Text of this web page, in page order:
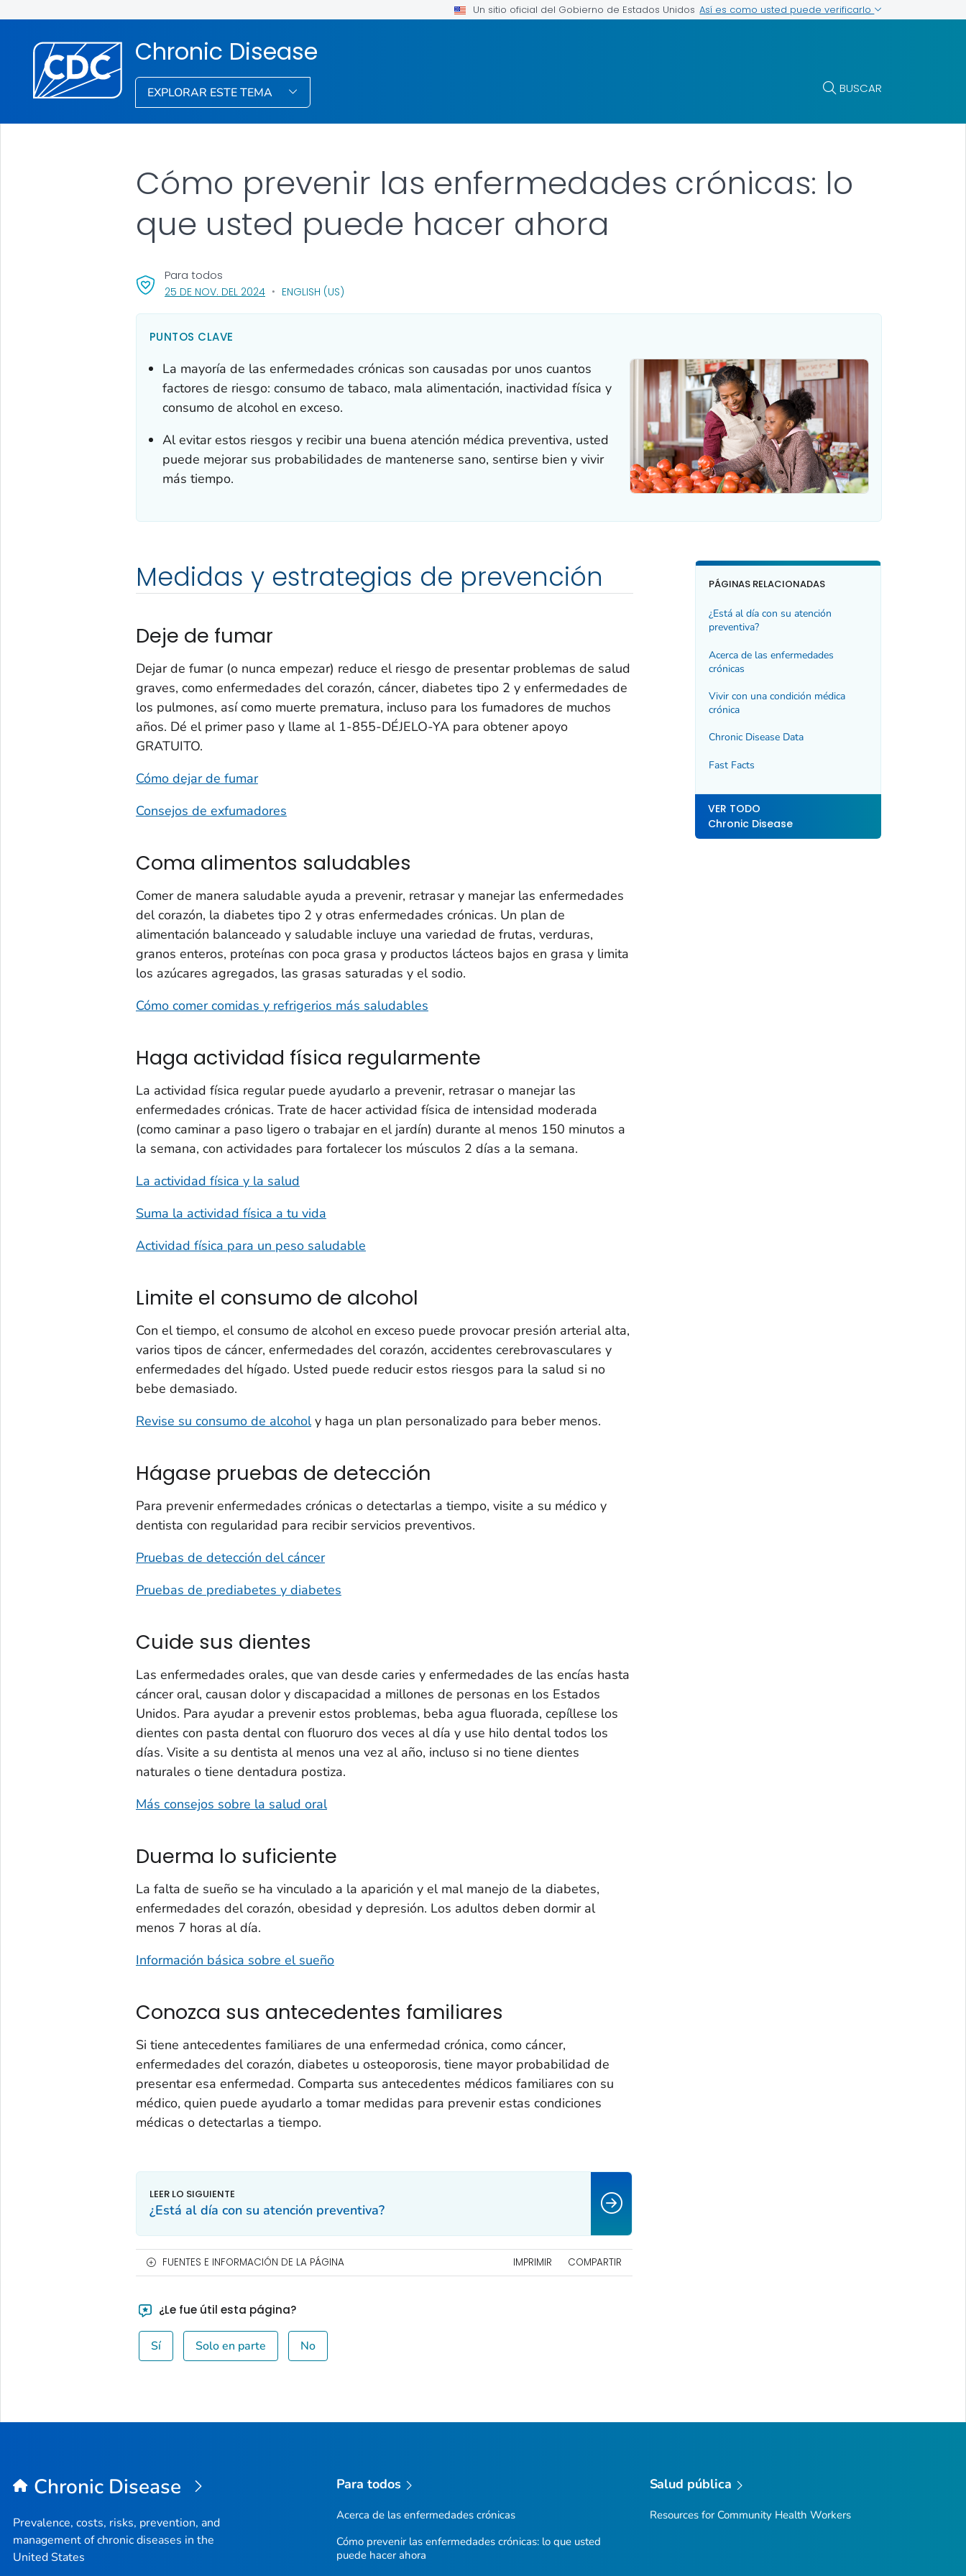
Un sitio oficial del Gobierno de Estados Unidos Así es como usted puede verificarlo
Chronic Disease
EXPLORAR ESTE TEMA BUSCAR
Cómo prevenir las enfermedades crónicas: lo
que usted puede hacer ahora
25 DE NOV. DEL 2024, VISIT LINK FOR DETAILS.
ENGLISH (US)
Para todos
PUNTOS CLAVE
La mayoría de las enfermedades crónicas son causadas por unos cuantos
factores de riesgo: consumo de tabaco, mala alimentación, inactividad física y
consumo de alcohol en exceso.
Al evitar estos riesgos y recibir una buena atención médica preventiva, usted
puede mejorar sus probabilidades de mantenerse sano, sentirse bien y vivir
más tiempo.
Medidas y estrategias de prevención
Deje de fumar
Dejar de fumar (o nunca empezar) reduce el riesgo de presentar problemas de salud
graves, como enfermedades del corazón, cáncer, diabetes tipo 2 y enfermedades de
los pulmones, así como muerte prematura, incluso para los fumadores de muchos
años. Dé el primer paso y llame al 1-855-DÉJELO-YA para obtener apoyo
GRATUITO.
Cómo dejar de fumar
Consejos de exfumadores
Coma alimentos saludables
Comer de manera saludable ayuda a prevenir, retrasar y manejar las enfermedades
del corazón, la diabetes tipo 2 y otras enfermedades crónicas. Un plan de
alimentación balanceado y saludable incluye una variedad de frutas, verduras,
granos enteros, proteínas con poca grasa y productos lácteos bajos en grasa y limita
los azúcares agregados, las grasas saturadas y el sodio.
Cómo comer comidas y refrigerios más saludables
Haga actividad física regularmente
La actividad física regular puede ayudarlo a prevenir, retrasar o manejar las
enfermedades crónicas. Trate de hacer actividad física de intensidad moderada
(como caminar a paso ligero o trabajar en el jardín) durante al menos 150 minutos a
la semana, con actividades para fortalecer los músculos 2 días a la semana.
La actividad física y la salud
Suma la actividad física a tu vida
Actividad física para un peso saludable
Limite el consumo de alcohol
Con el tiempo, el consumo de alcohol en exceso puede provocar presión arterial alta,
varios tipos de cáncer, enfermedades del corazón, accidentes cerebrovasculares y
enfermedades del hígado. Usted puede reducir estos riesgos para la salud si no
bebe demasiado.
Revise su consumo de alcoholy haga un plan personalizado para beber menos.
Hágase pruebas de detección
Para prevenir enfermedades crónicas o detectarlas a tiempo, visite a su médico y
dentista con regularidad para recibir servicios preventivos.
Pruebas de detección del cáncer
Pruebas de prediabetes y diabetes
Cuide sus dientes
Las enfermedades orales, que van desde caries y enfermedades de las encías hasta
cáncer oral, causan dolor y discapacidad a millones de personas en los Estados
Unidos. Para ayudar a prevenir estos problemas, beba agua fluorada, cepíllese los
dientes con pasta dental con fluoruro dos veces al día y use hilo dental todos los
días. Visite a su dentista al menos una vez al año, incluso si no tiene dientes
naturales o tiene dentadura postiza.
Más consejos sobre la salud oral
Duerma lo suficiente
La falta de sueño se ha vinculado a la aparición y el mal manejo de la diabetes,
enfermedades del corazón, obesidad y depresión. Los adultos deben dormir al
menos 7 horas al día.
Información básica sobre el sueño
Conozca sus antecedentes familiares
Si tiene antecedentes familiares de una enfermedad crónica, como cáncer,
enfermedades del corazón, diabetes u osteoporosis, tiene mayor probabilidad de
presentar esa enfermedad. Comparta sus antecedentes médicos familiares con su
médico, quien puede ayudarlo a tomar medidas para prevenir estas condiciones
médicas o detectarlas a tiempo.
PÁGINAS RELACIONADAS
¿Está al día con su atención
preventiva?
Acerca de las enfermedades
crónicas
Vivir con una condición médica
crónica
Chronic Disease Data
Fast Facts
VER TODO
Chronic Disease
¿Está al día con su atención preventiva?
FUENTES E INFORMACIÓN DE LA PÁGINA IMPRIMIR COMPARTIR
¿Le fue útil esta página?
Sí Solo en parte No
Chronic Disease
Prevalence, costs, risks, prevention, and
management of chronic diseases in the
United States
Para todos
Acerca de las enfermedades crónicas
Cómo prevenir las enfermedades crónicas: lo que usted
puede hacer ahora
Salud pública
Resources for Community Health Workers